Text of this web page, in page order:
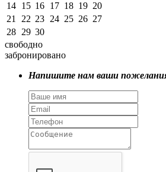
14 15 16 17 18 19 20
21
22 23 24 25 26 27
28 29 30
свободно
забронировано
Напишите нам ваши